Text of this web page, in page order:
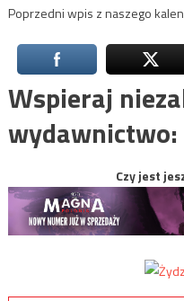
Poprzedni wpis z naszego
Wspieraj
wydawnictwo:
Czy jest